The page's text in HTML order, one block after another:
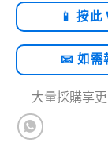
📱 按
📧 如需
大量採購享